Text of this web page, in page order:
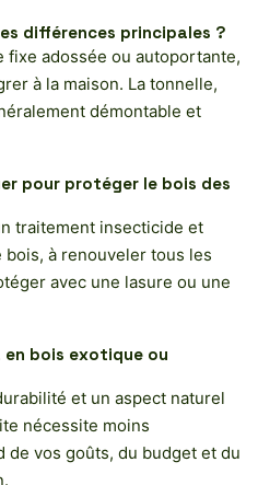
différences principales ?
fixe adossée ou autoportante,
à la maison. La tonnelle,
démontable et
pour protéger le bois des
traitement insecticide et
à renouveler tous les
avec une lasure ou une
bois exotique ou
et un aspect naturel
nécessite moins
de vos goûts, du budget et du